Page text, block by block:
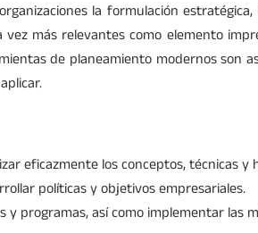
la formulación
vez más relevantes como elemento
de planeamiento modernos son
eficazmente los conceptos, técnicas
políticas y objetivos empresariales.
y programas, así como implementar las